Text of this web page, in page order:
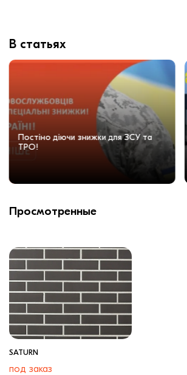
В статьях
Постіно діючи знижки для ЗСУ та
ТРО!
Просмотренные
SATURN
под заказ